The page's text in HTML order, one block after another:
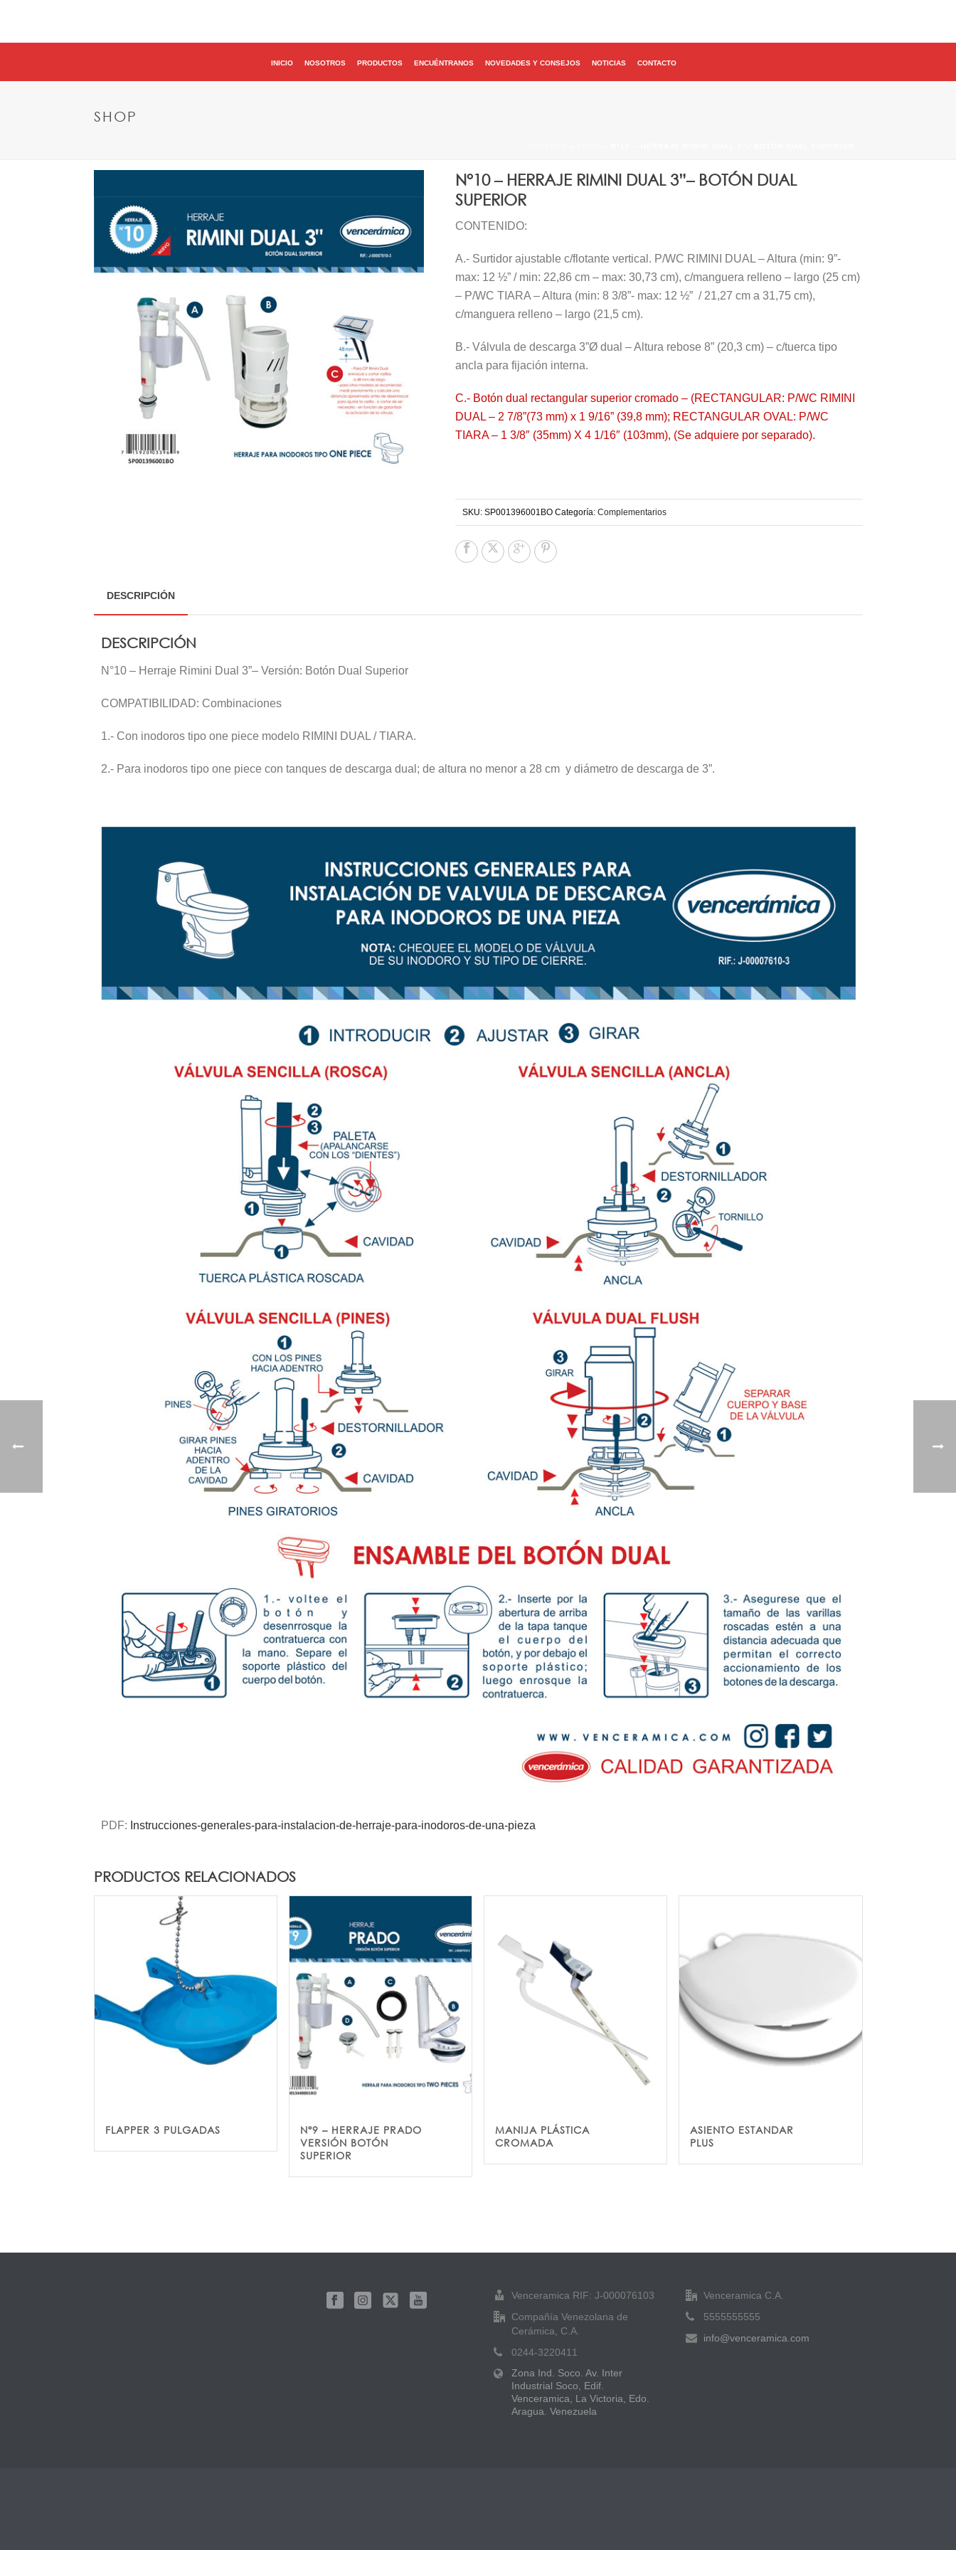
INICIO NOSOTROS PRODUCTOS ENCUÉNTRANOS NOVEDADES Y CONSEJOS NOTICIAS CONTACTO
SHOP
N°10 – HERRAJE RIMINI DUAL 3”– BOTÓN DUAL
SUPERIOR
CONTENIDO:
A.- Surtidor ajustable c/flotante vertical. P/WC RIMINI DUAL – Altura (min: 9”-
max: 12 ½” / min: 22,86 cm – max: 30,73 cm), c/manguera relleno – largo (25 cm)
– P/WC TIARA – Altura (min: 8 3/8”- max: 12 ½” / 21,27 cm a 31,75 cm),
c/manguera relleno – largo (21,5 cm).
B.- Válvula de descarga 3”Ø dual – Altura rebose 8” (20,3 cm) – c/tuerca tipo
ancla para fijación interna.
C.- Botón dual rectangular superior cromado – (RECTANGULAR: P/WC RIMINI
DUAL – 2 7/8”(73 mm) x 1 9/16” (39,8 mm); RECTANGULAR OVAL: P/WC
TIARA – 1 3/8″ (35mm) X 4 1/16″ (103mm), (Se adquiere por separado).
SKU: SP001396001BO Categoría: Complementarios
DESCRIPCIÓN
DESCRIPCIÓN
N°10 – Herraje Rimini Dual 3”– Versión: Botón Dual Superior
COMPATIBILIDAD: Combinaciones
1.- Con inodoros tipo one piece modelo RIMINI DUAL / TIARA.
2.- Para inodoros tipo one piece con tanques de descarga dual; de altura no menor a 28 cm y diámetro de descarga de 3”.
PDF: Instrucciones-generales-para-instalacion-de-herraje-para-inodoros-de-una-pieza
PRODUCTOS RELACIONADOS
FLAPPER 3 PULGADAS
Nº9 – HERRAJE PRADO
VERSIÓN BOTÓN
SUPERIOR
MANIJA PLÁSTICA
CROMADA
ASIENTO ESTANDAR
PLUS
Venceramica RIF: J-000076103
Compañía Venezolana de
Cerámica, C.A.
0244-3220411
Zona Ind. Soco. Av. Inter
Industrial Soco, Edif.
Venceramica, La Victoria, Edo.
Aragua. Venezuela
Venceramica C.A.
5555555555
info@venceramica.com